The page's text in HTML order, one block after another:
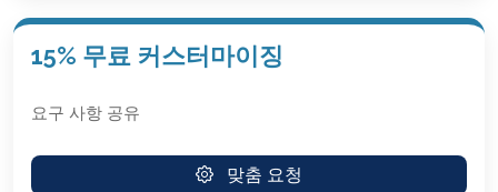
15% 무료 커스터마이징
요구 사항 공유
맞춤 요청